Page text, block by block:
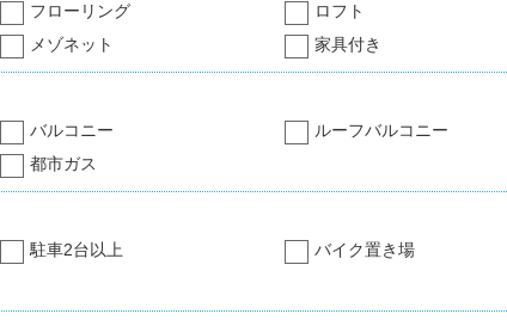
フローリング
ロフト
メゾネット 家具付き
バルコニー
ルーフバルコニー
都市ガス
駐車2台以上
バイク置き場